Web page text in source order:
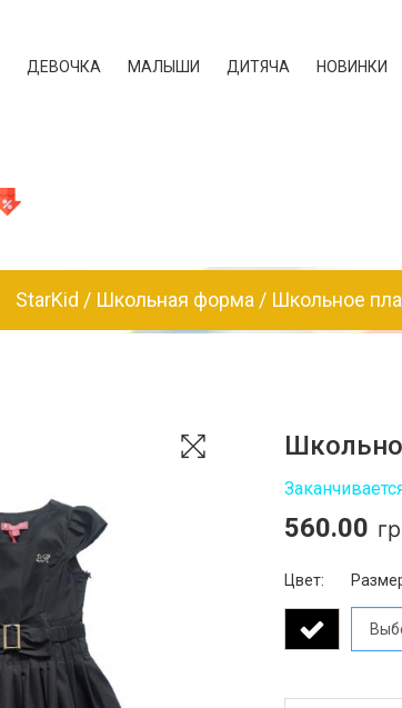
ДЕВОЧКА МАЛЫШИ ДИТЯЧА НОВИНКИ
StarKid Школьная форма Школьное
560.00
Цвет: